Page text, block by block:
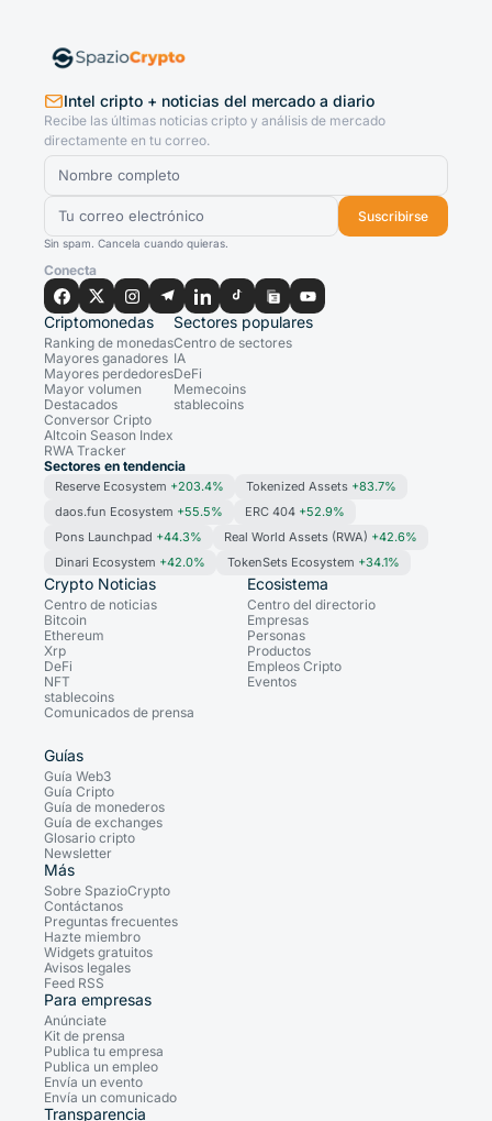
Intel cripto + noticias del mercado a diario
Recibe las últimas noticias cripto y análisis de mercado
directamente en tu correo.
Suscribirse
Sin spam. Cancela cuando quieras.
Conecta
Criptomonedas
Ranking de monedas
Mayores ganadores
Mayores perdedores
Mayor volumen
Destacados
Conversor Cripto
Altcoin Season Index
RWA Tracker
Sectores populares
Centro de sectores
IA
DeFi
Memecoins
stablecoins
Sectores en tendencia
Reserve Ecosystem +203.4% Tokenized Assets +83.7%
daos.fun Ecosystem +55.5% ERC 404 +52.9%
Pons Launchpad +44.3% Real World Assets (RWA) +42.6%
Dinari Ecosystem +42.0% TokenSets Ecosystem +34.1%
Crypto Noticias
Centro de noticias
Bitcoin
Ethereum
Xrp
DeFi
NFT
stablecoins
Comunicados de prensa
Ecosistema
Centro del directorio
Empresas
Personas
Productos
Empleos Cripto
Eventos
Guías
Guía Web3
Guía Cripto
Guía de monederos
Guía de exchanges
Glosario cripto
Newsletter
Más
Sobre SpazioCrypto
Contáctanos
Preguntas frecuentes
Hazte miembro
Widgets gratuitos
Avisos legales
Feed RSS
Para empresas
Anúnciate
Kit de prensa
Publica tu empresa
Publica un empleo
Envía un evento
Envía un comunicado
Transparencia